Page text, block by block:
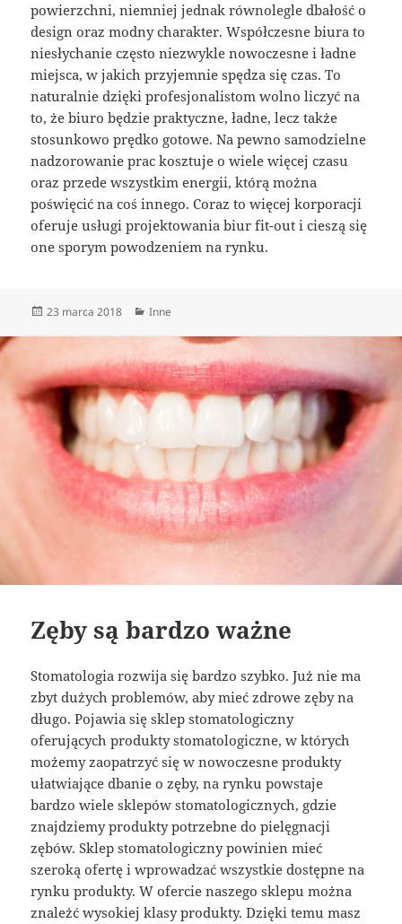
powierzchni, niemniej jednak równolegle dbałość o
design oraz modny charakter. Współczesne biura to
niesłychanie często niezwykle nowoczesne i ładne
miejsca, w jakich przyjemnie spędza się czas. To
naturalnie dzięki profesjonalistom wolno liczyć na
to, że biuro będzie praktyczne, ładne, lecz także
stosunkowo prędko gotowe. Na pewno samodzielne
nadzorowanie prac kosztuje o wiele więcej czasu
oraz przede wszystkim energii, którą można
poświęcić na coś innego. Coraz to więcej korporacji
oferuje usługi projektowania biur fit-out i cieszą się
one sporym powodzeniem na rynku.
Data
23 marca 2018 Kategorie
Inne
Zęby są bardzo ważne
Stomatologia rozwija się bardzo szybko. Już nie ma
zbyt dużych problemów, aby mieć zdrowe zęby na
długo. Pojawia się sklep stomatologiczny
oferujących produkty stomatologiczne, w których
możemy zaopatrzyć się w nowoczesne produkty
ułatwiające dbanie o zęby, na rynku powstaje
bardzo wiele sklepów stomatologicznych, gdzie
znajdziemy produkty potrzebne do pielęgnacji
zębów. Sklep stomatologiczny powinien mieć
szeroką ofertę i wprowadzać wszystkie dostępne na
rynku produkty. W ofercie naszego sklepu można
znależć wysokiej klasy produkty. Dzięki temu masz